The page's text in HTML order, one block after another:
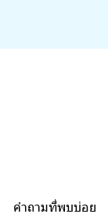
คำถามที่พบบ่อย